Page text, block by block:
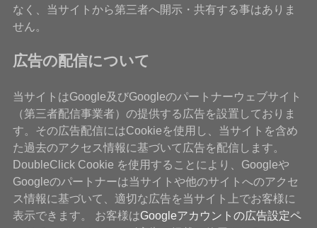
なく、当サイトから第三者へ開示・共有する事はありま
せん。
広告の配信について
当サイトはGoogle及びGoogleのパートナーウェブサイト
（第三者配信事業者）の提供する広告を設置しておりま
す。その広告配信にはCookieを使用し、当サイトを含め
た過去のアクセス情報に基づいて広告を配信します。
DoubleClick Cookie を使用することにより、Googleや
Googleのパートナーは当サイトや他のサイトへのアクセ
ス情報に基づいて、適切な広告を当サイト上でお客様に
表示できます。 お客様はGoogleアカウントの広告設定ペ